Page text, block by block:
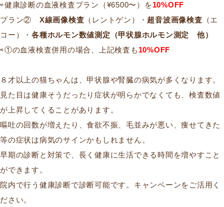
⇨健康診断の血液検査プラン（¥6500〜）を10%OFF
プラン② X線画像検査 （レントゲン）・ 超音波画像検査 （エ
コー）・ 各種ホルモン数値測定（甲状腺ホルモン測定 他）
⇨①の血液検査併用の場合、上記検査も 10%OFF
８才以上の猫ちゃんは、甲状腺や腎臓の病気が多くなります。
見た目は健康そうだったり症状が明らかでなくても、検査数値
が上昇してくることがあります。
嘔吐の回数が増えたり、食欲不振、毛並みが悪い、痩せてきた
等の症状は病気のサインかもしれません。
早期の診断と対策で、長く健康に生活できる時間を増やすこと
ができます。
院内で行う健康診断で診断可能です。キャンペーンをご活用く
ださい。